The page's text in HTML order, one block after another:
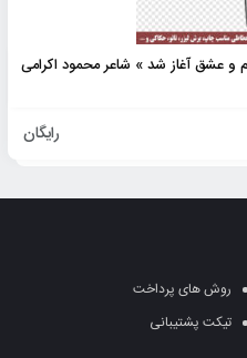
و عشق آغاز شد » شاعر محمود اکرامی
رایگان
روش های پرداخت
تیکت پشتیبانی